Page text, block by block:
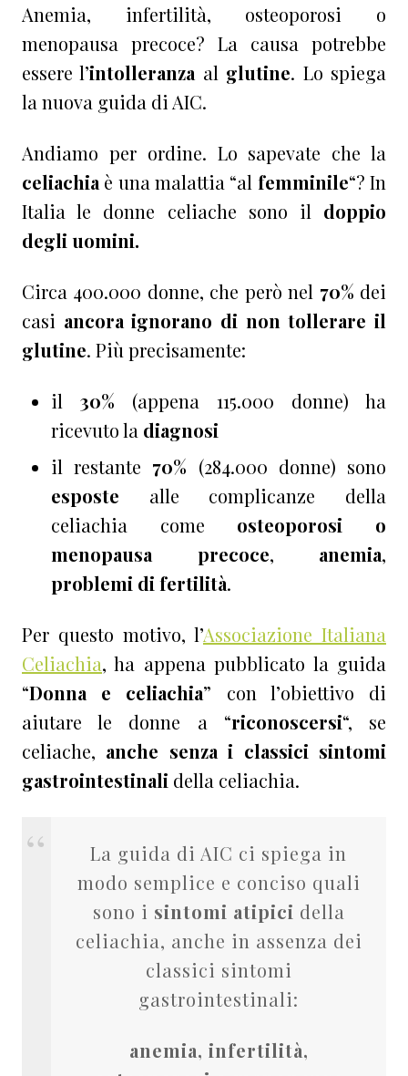
Anemia, infertilità, osteoporosi o
menopausa precoce? La causa potrebbe
essere l’intolleranza al glutine. Lo spiega
la nuova guida di AIC.
Andiamo per ordine. Lo sapevate che la
celiachia è una malattia “al femminile“? In
Italia le donne celiache sono il doppio
degli uomini.
Circa 400.000 donne, che però nel 70% dei
casi ancora ignorano di non tollerare il
glutine. Più precisamente:
il 30% (appena 115.000 donne) ha
ricevuto la diagnosi
il restante 70% (284.000 donne) sono
esposte alle complicanze della
celiachia come osteoporosi o
menopausa precoce, anemia,
problemi di fertilità.
Per questo motivo, l’Associazione Italiana
Celiachia, ha appena pubblicato la guida
“Donna e celiachia” con l’obiettivo di
aiutare le donne a “riconoscersi“, se
celiache, anche senza i classici sintomi
gastrointestinali della celiachia.
La guida di AIC ci spiega in
modo semplice e conciso quali
sono i sintomi atipici della
celiachia, anche in assenza dei
classici sintomi
gastrointestinali:
anemia, infertilità,